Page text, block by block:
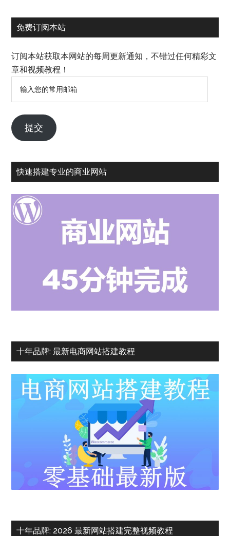
免费订阅本站
订阅本站获取本网站的每周更新通知，不错过任何精彩文
章和视频教程！
的
常
邮
箱
提交
快速搭建专业的商业网站
十年品牌: 最新电商网站搭建教程
十年品牌: 2026 最新网站搭建完整视频教程